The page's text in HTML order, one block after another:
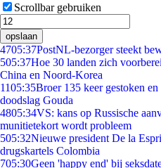
Scrollbar gebruiken
opslaan
4705:37PostNL-bezorger steekt
505:37Hoe 30 landen zich
China en Noord-Korea
1105:35Broer 135 keer gestoken
doodslag Gouda
4805:34VS: kans op Russische
munitietekort wordt probleem
505:32Nieuwe president De la
drugskartels Colombia
705:30Geen 'happy end' bij